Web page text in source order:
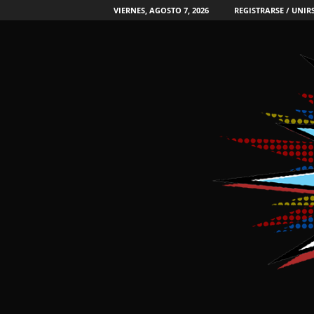
VIERNES, AGOSTO 7, 2026 REGISTRARSE /